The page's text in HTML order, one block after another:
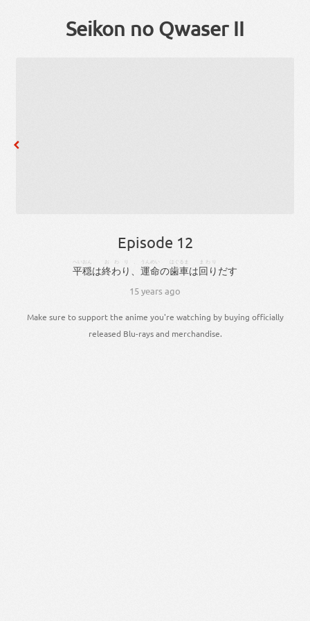
Seikon no Qwaser II
Episode 12
平穏
へいおん
は終わり
おわり
運命
うんめい
の歯車
はぐるま
は回り
まわり
だす
15 years ago
Make sure to support the anime you're watching by buying officially
released Blu-rays and merchandise.